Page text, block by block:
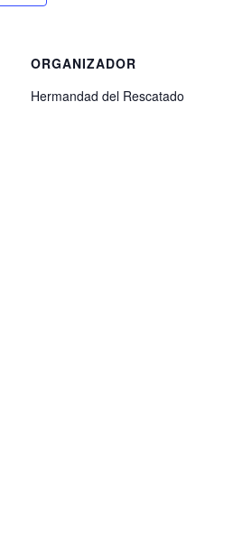
ORGANIZADOR
Hermandad del Rescatado